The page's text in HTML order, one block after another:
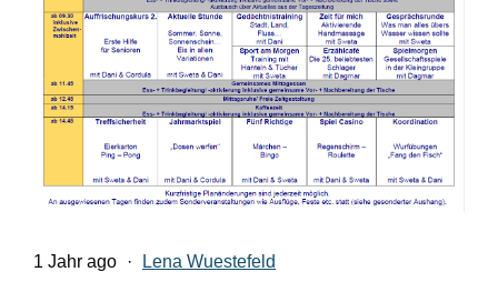
1 Jahr ago · Lena Wuestefeld